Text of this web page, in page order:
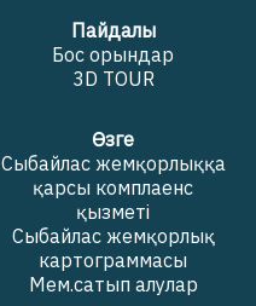
Пайдалы
Бос орындар
3D TOUR
Өзге
Сыбайлас жемқорлыққа
қарсы комплаенс
қызметі
Сыбайлас жемқорлық
картограммасы
Мем.сатып алулар